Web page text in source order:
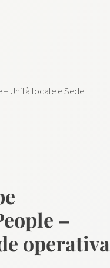
– Unità locale e Sede
–
operativa